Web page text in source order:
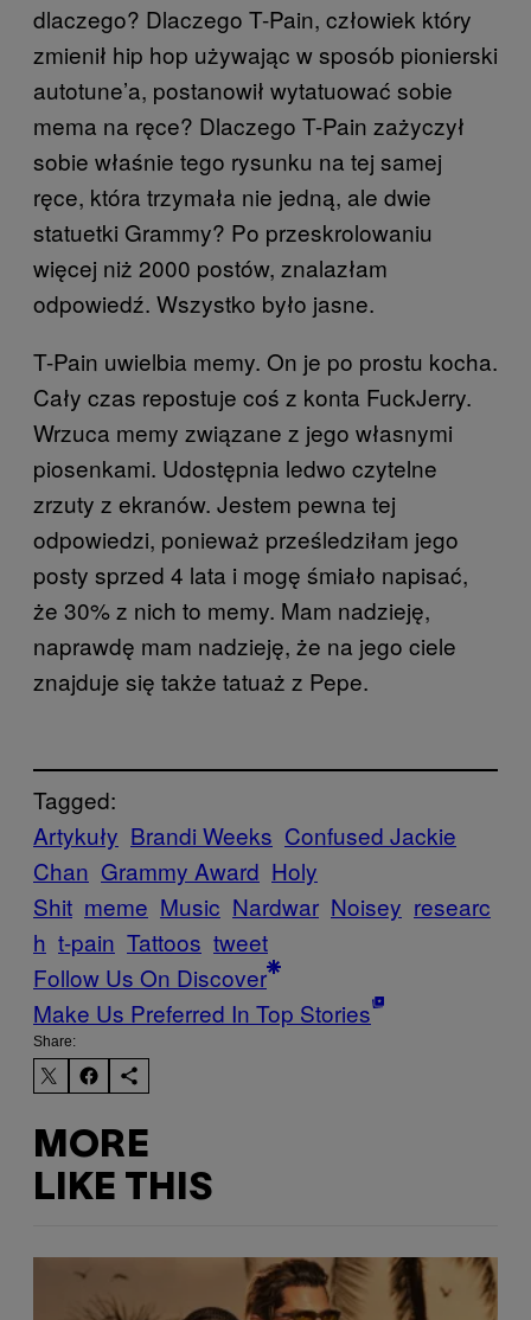
dlaczego? Dlaczego T-Pain, człowiek który
zmienił hip hop używając w sposób pionierski
autotune’a, postanowił wytatuować sobie
mema na ręce? Dlaczego T-Pain zażyczył
sobie właśnie tego rysunku na tej samej
ręce, która trzymała nie jedną, ale dwie
statuetki Grammy? Po przeskrolowaniu
więcej niż 2000 postów, znalazłam
odpowiedź. Wszystko było jasne.
T-Pain uwielbia memy. On je po prostu kocha.
Cały czas repostuje coś z konta FuckJerry.
Wrzuca memy związane z jego własnymi
piosenkami. Udostępnia ledwo czytelne
zrzuty z ekranów. Jestem pewna tej
odpowiedzi, ponieważ prześledziłam jego
posty sprzed 4 lata i mogę śmiało napisać,
że 30% z nich to memy. Mam nadzieję,
naprawdę mam nadzieję, że na jego ciele
znajduje się także tatuaż z Pepe.
Tagged:
Artykuły Brandi Weeks Confused Jackie
Chan Grammy Award Holy
Shit meme Music Nardwar Noisey researc
h t-pain Tattoos tweet
Follow Us On Discover
Make Us Preferred In Top Stories
Share:
MORE
LIKE THIS